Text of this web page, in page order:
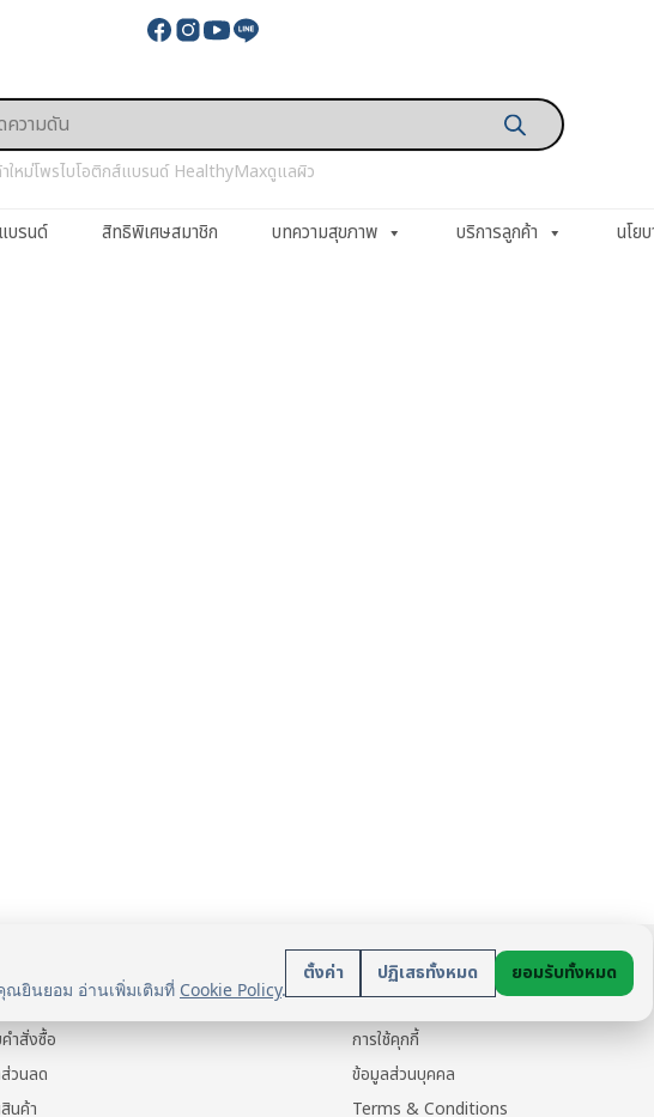
ใหม่โพรไบโอติกส์แบรนด์ HealthyMaxดูแลผิว
แบรนด์ สิทธิพิเศษสมาชิก บทความสุขภาพ บริการลูกค้า นโย
ณยินยอม อ่านเพิ่มเติมที่ Cookie Policy.
ตั้งค่า ปฏิเสธทั้งหมด ยอมรับทั้งหมด
ะเงิน
ำสั่งซื้อ
วนลด
นค้า
นโยบาย
ข้อมูลส่วนตัว
การใช้คุกกี้
ข้อมูลส่วนบุคคล
Terms & Conditions